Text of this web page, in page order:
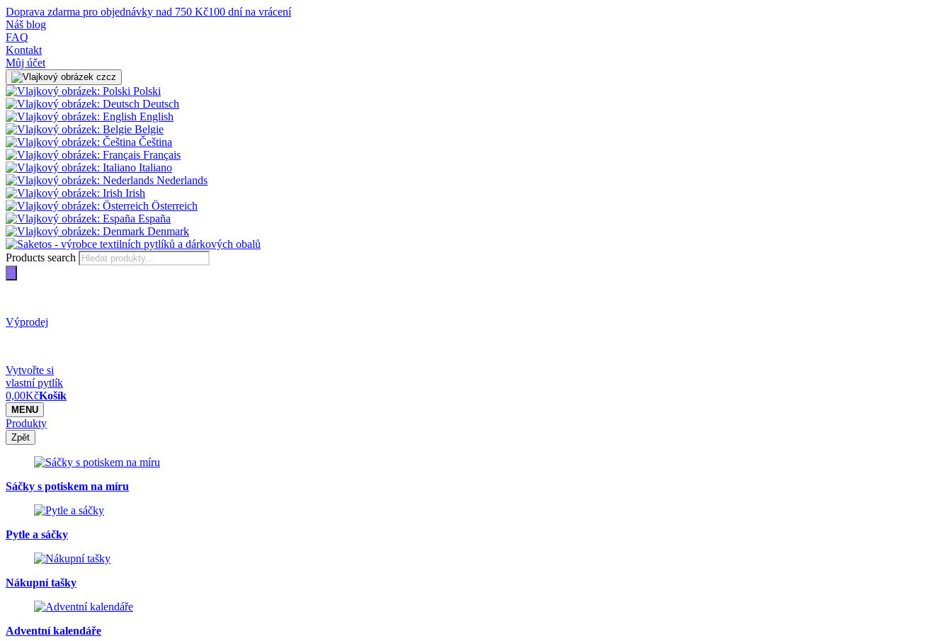
Doprava zdarma pro objednávky nad 750 Kč100 dní na vrácení
Náš blog
FAQ
Kontakt
Můj účet
cz
Polski
Deutsch
English
Belgie
Čeština
Français
Italiano
Nederlands
Irish
Österreich
España
Denmark
Products search
Výprodej
Vytvořte si
vlastní pytlík
0,00KčKošík
MENU
Produkty
Zpět
Sáčky s potiskem na míru
Pytle a sáčky
Nákupní tašky
Adventní kalendáře